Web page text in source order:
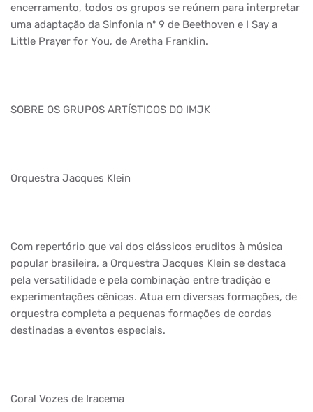
encerramento, todos os grupos se reúnem para interpretar
uma adaptação da Sinfonia nº 9 de Beethoven e I Say a
Little Prayer for You, de Aretha Franklin.
SOBRE OS GRUPOS ARTÍSTICOS DO IMJK
Orquestra Jacques Klein
Com repertório que vai dos clássicos eruditos à música
popular brasileira, a Orquestra Jacques Klein se destaca
pela versatilidade e pela combinação entre tradição e
experimentações cênicas. Atua em diversas formações, de
orquestra completa a pequenas formações de cordas
destinadas a eventos especiais.
Coral Vozes de Iracema